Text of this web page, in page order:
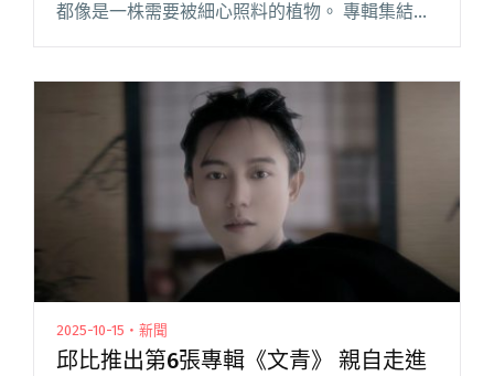
都像是一株需要被細心照料的植物。 專輯集結金
曲製作團隊，跨界詩人與音樂人共譜，撞擊出依
專輯共同製作人；在歌曲〈紅月閱讀全文 "睽違7
年 雙胞胎創作組合依錚依靜推出新專輯《謎樣的
花》"
2025-10-15・新聞
邱比推出第6張專輯《文青》 親自走進